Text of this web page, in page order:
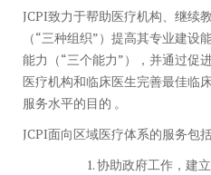
JCPI致力于帮助医疗机构、继续
（“三种组织”）提高其专业建
能力（“三个能力”），并通过促
医疗机构和临床医生完善最佳临
服务水平的目的 。
JCPI面向区域医疗体系的服务包括
协助政府工作，建